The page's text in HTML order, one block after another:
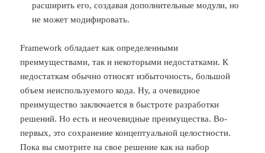
расширить его, создавая дополнительные модули, но
не может модифировать.
Framework обладает как определенными
преимуществами, так и некоторыми недостатками. К
недостаткам обычно относят избыточность, большой
объем неиспользуемого кода. Ну, а очевидное
преимущество заключается в быстроте разработки
решений. Но есть и неочевидные преимущества. Во-
первых, это сохранение концептуальной целостности.
Пока вы смотрите на свое решение как на набор